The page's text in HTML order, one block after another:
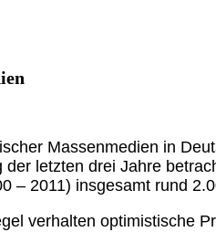
Massenmedien in
letzten drei Jahre
– 2011) insgesamt rund
verhalten optimistische